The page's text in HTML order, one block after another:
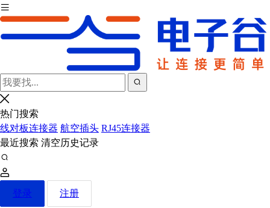
热门搜索
线对板连接器 航空插头 RJ45连接器
最近搜索 清空历史记录
登录 注册